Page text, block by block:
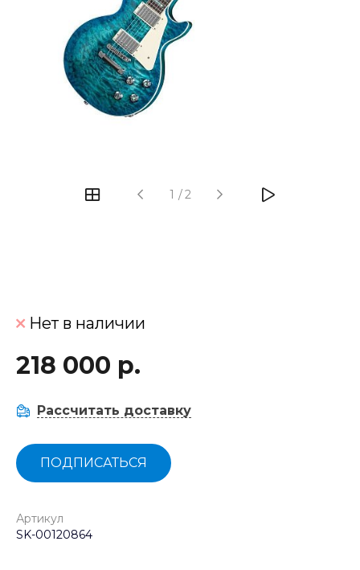
1 /2
Нет в наличии
218 000 р.
Рассчитать доставку
ПОДПИСАТЬСЯ
Артикул
SK-00120864